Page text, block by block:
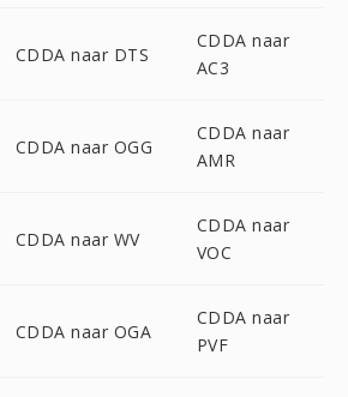
CDDA naar DTS
CDDA naar
AC3
CDDA naar OGG
CDDA naar
AMR
CDDA naar WV
CDDA naar
VOC
CDDA naar OGA
CDDA naar
PVF